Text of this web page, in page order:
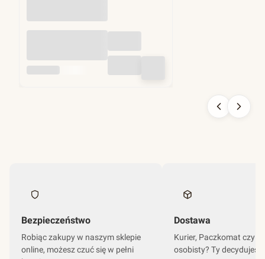
Bezpieczeństwo
Robiąc zakupy w naszym sklepie
online, możesz czuć się w pełni
Dostawa
Kurier, Paczkomat czy
osobisty? Ty decydujesz.